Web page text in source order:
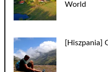
World
[Hiszpania]